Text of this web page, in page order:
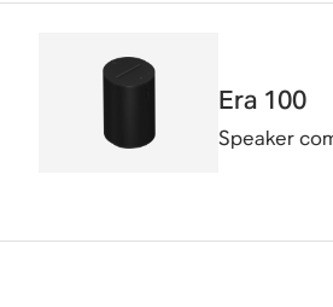
Era 100
Speaker